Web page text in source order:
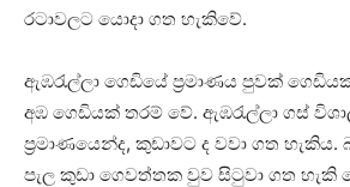
රටාවලට යොදා ගත හැකිවේ.
ඇඹරැල්ලා ගෙඩියේ ප්‍රමාණය පුවක්‌
අඹ ගෙඩියක්‌ තරම් වේ. ඇඹරැල්ලා ගස්‌
ප්‍රමාණයෙන්ද, කුඩාවට ද වවා ගත හැකිය.
පැල කුඩා ගෙවත්තක වුව සිටුවා ගත හැකි